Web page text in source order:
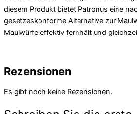
diesem Produkt bietet Patronus eine
gesetzeskonforme Alternative zur
Maulwürfe effektiv fernhält und
Rezensionen
Es gibt noch keine Rezensionen.